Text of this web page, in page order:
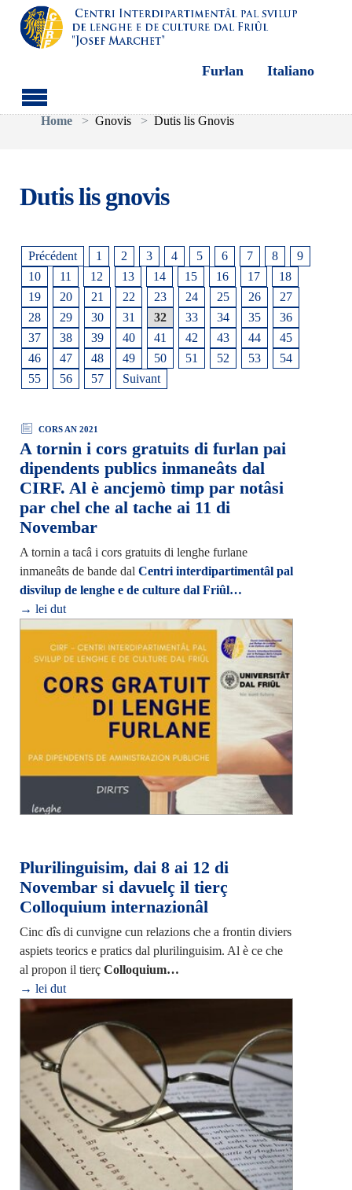
Aller au contenu principal
Furlan Italiano
Vous êtes ici:
Home
Gnovis Dutis lis Gnovis
Dutis lis gnovis
Précédent 1 2 3 4 5 6 7 8
9
10
11 12 13 14 15 16 17
18
19
20 21 22 23 24 25 26
27
28
29 30 31 32 33 34 35
36
37
38 39 40 41 42 43 44
45
46
47 48 49 50 51 52 53
54
55
56 57 Suivant
CORS AN 2021
A tornin i cors gratuits di furlan pai
dipendents publics inmaneâts dal
CIRF. Al è ancjemò timp par notâsi
par chel che al tache ai 11 di
Novembar
A tornin a tacâ i cors gratuits di lenghe furlane
inmaneâts de bande dal Centri interdipartimentâl pal
disvilup de lenghe e de culture dal Friûl…
→ lei dut
Plurilinguisim, dai 8 ai 12 di
Novembar si davuelç il tierç
Colloquium internazionâl
Cinc dîs di cunvigne cun relazions che a frontin diviers
aspiets teorics e pratics dal plurilinguisim. Al è ce che
al propon il tierç Colloquium…
→ lei dut